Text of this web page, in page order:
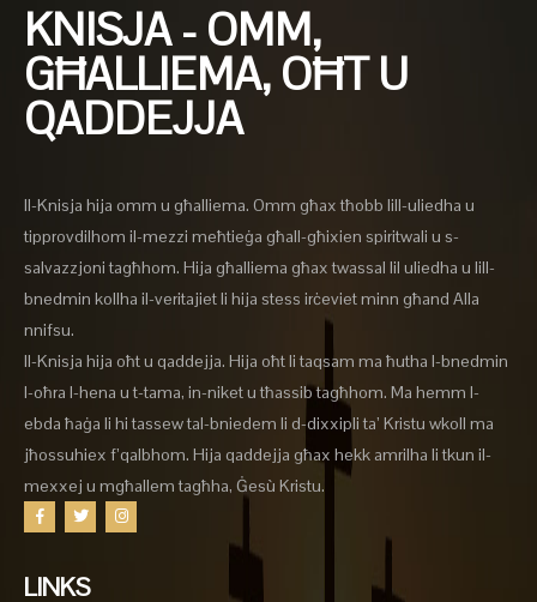
KNISJA - OMM,
GĦALLIEMA, OĦT U
QADDEJJA
Il-Knisja hija omm u għalliema. Omm għax tħobb lill-uliedha u
tipprovdilhom il-mezzi meħtieġa għall-għixien spiritwali u s-
salvazzjoni tagħhom. Hija għalliema għax twassal lil uliedha u lill-
bnedmin kollha il-veritajiet li hija stess irċeviet minn għand Alla
nnifsu.
Il-Knisja hija oħt u qaddejja. Hija oħt li taqsam ma ħutha l-bnedmin
l-oħra l-hena u t-tama, in-niket u tħassib tagħhom. Ma hemm l-
ebda ħaġa li hi tassew tal-bniedem li d-dixxipli ta’ Kristu wkoll ma
jħossuhiex f’qalbhom. Hija qaddejja għax hekk amrilha li tkun il-
mexxej u mgħallem tagħha, Ġesù Kristu.
LINKS